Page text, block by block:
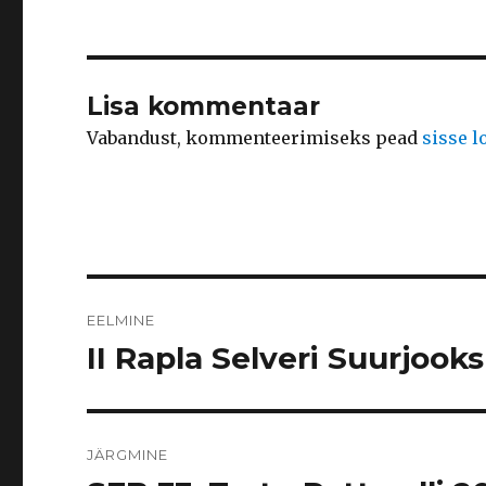
Lisa kommentaar
Vabandust, kommenteerimiseks pead sisse
EELMINE
Eelmine
II Rapla Selveri
JÄRGMINE